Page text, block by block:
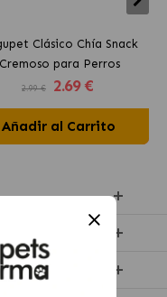
Clásico Chía Snack
Cremoso para Perros
2.99 € 2.69 €
Añadir al Carrito